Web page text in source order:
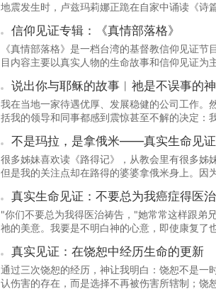
地震发生时，卢兹玛莉娜正跪在自家中诵读《诗
信仰见证专辑：《真情部落格》
《真情部落格》是一档台湾的基督教信仰见证
目内容主要以真实人物的生命故事和信仰见证为
众希望和鼓励。
说出你与耶稣的故事︱祂是不误事的神
我在当地一家待遇优厚、发展稳健的公司工作。
括我的领导和同事都感到震惊甚至不解的决定：
不是玛拉，是拿俄米——真实生命见证
很多姊妹喜欢读《路得记》，从教会里有很多姊
但是我的关注点却在路得的婆婆拿俄米身上。因
真实生命见证：不要总为我癌症得医
"你们不要总为我得医治祷告，"她常常这样跟弟
祂的美意。我要是不明白神的心意，即使康复了
真实见证：在饶恕中经历生命的更新
通过三次饶恕的经历，神让我明白：饶恕不是一
认伤害的存在，而是选择不再被伤害所辖制；饶